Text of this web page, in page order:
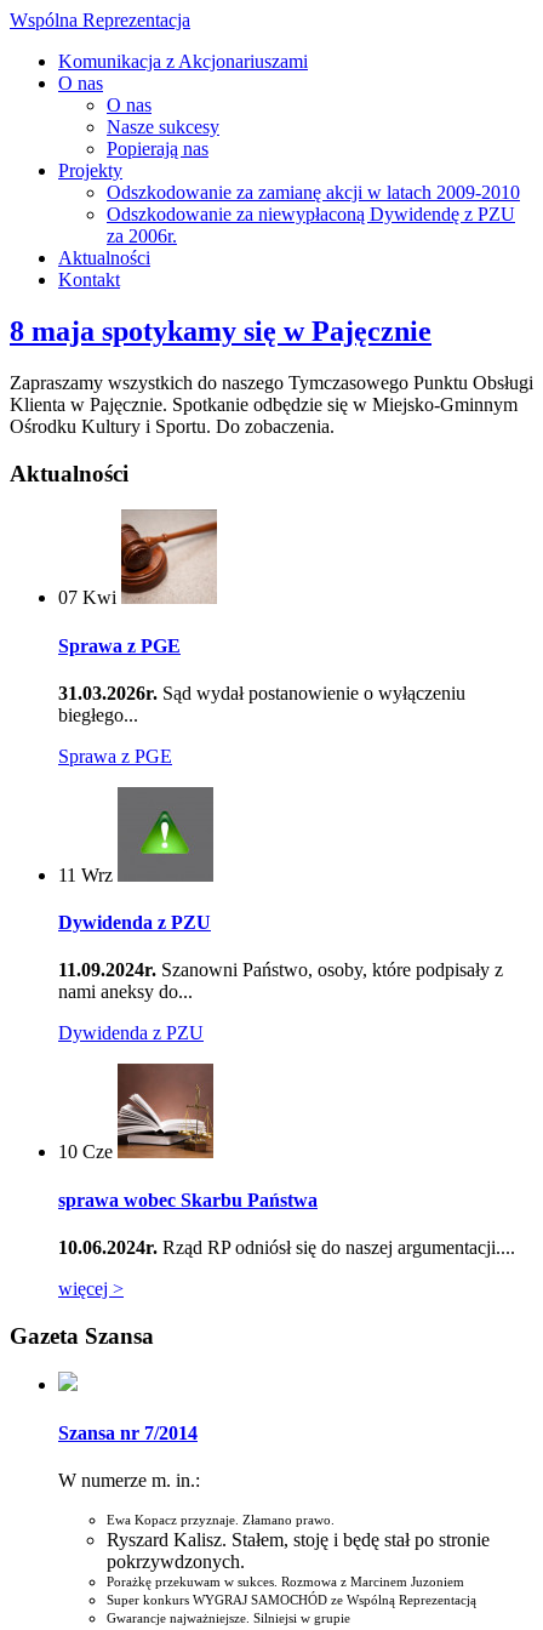
Wspólna Reprezentacja
Komunikacja z Akcjonariuszami
O nas
O nas
Nasze sukcesy
Popierają nas
Projekty
Odszkodowanie za zamianę akcji w latach 2009-2010
Odszkodowanie za niewypłaconą Dywidendę z PZU
za 2006r.
Aktualności
Kontakt
8 maja spotykamy się w Pajęcznie
Zapraszamy wszystkich do naszego Tymczasowego Punktu Obsługi
Klienta w Pajęcznie. Spotkanie odbędzie się w Miejsko-Gminnym
Ośrodku Kultury i Sportu. Do zobaczenia.
Aktualności
07 Kwi
Sprawa z PGE
31.03.2026r. Sąd wydał postanowienie o wyłączeniu
biegłego...
Sprawa z PGE
11 Wrz
Dywidenda z PZU
11.09.2024r. Szanowni Państwo, osoby, które podpisały z
nami aneksy do...
Dywidenda z PZU
10 Cze
sprawa wobec Skarbu Państwa
10.06.2024r. Rząd RP odniósł się do naszej argumentacji....
więcej >
Gazeta Szansa
Szansa nr 7/2014
W numerze m. in.:
Ewa Kopacz przyznaje. Złamano prawo.
Ryszard Kalisz. Stałem, stoję i będę stał po stronie
pokrzywdzonych.
Porażkę przekuwam w sukces. Rozmowa z Marcinem Juzoniem
Super konkurs WYGRAJ SAMOCHÓD ze Wspólną Reprezentacją
Gwarancje najważniejsze. Silniejsi w grupie